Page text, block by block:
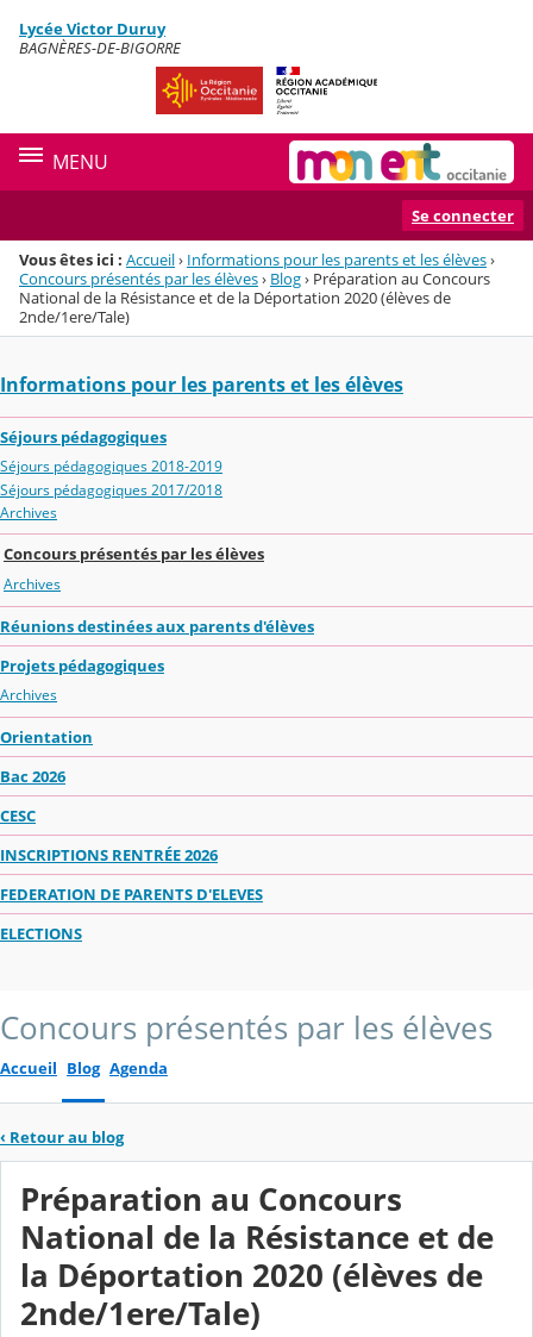
Menu de la rubrique
Contenu
Lycée Victor Duruy
BAGNÈRES-DE-BIGORRE
MENU
Se connecter
Vous êtes ici : Accueil› Informations pour les parents et les élèves›
Concours présentés par les élèves› Blog› Préparation au Concours
National de la Résistance et de la Déportation 2020 (élèves de
2nde/1ere/Tale)
Informations pour les parents et les élèves
Séjours pédagogiques
Séjours pédagogiques 2018-2019
Séjours pédagogiques 2017/2018
Archives
Concours présentés par les élèves
Archives
Réunions destinées aux parents d'élèves
Projets pédagogiques
Archives
Orientation
Bac 2026
CESC
INSCRIPTIONS RENTRÉE 2026
FEDERATION DE PARENTS D'ELEVES
ELECTIONS
Concours présentés par les élèves
Accueil Blog Agenda
‹ Retour au blog
Préparation au Concours
National de la Résistance et de
la Déportation 2020 (élèves de
2nde/1ere/Tale)